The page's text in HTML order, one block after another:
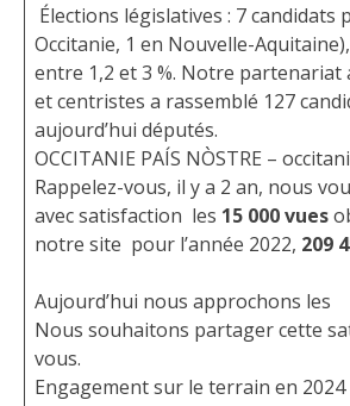
Élections législatives : 7 candidats
Occitanie, 1 en Nouvelle-
entre 1,2 et 3 %. Notre partenariat
et centristes a rassemblé 127
aujourd’hui députés.
OCCITANIE PAÍS NÒSTRE –
Rappelez-vous, il y a 2 an, nous
avec satisfaction les 15 000 vues
notre site pour l’année 2022, 209
Aujourd’hui nous approchons les
Nous souhaitons partager cette
vous.
Engagement sur le terrain en 2024